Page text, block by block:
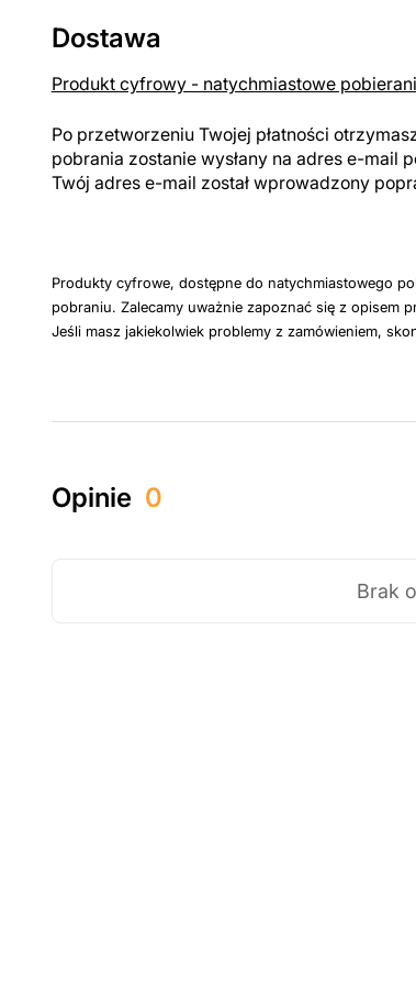
Dostawa
Produkt cyfrowy - natychmiastowe
Po przetworzeniu Twojej płatności
pobrania zostanie wysłany na adres e-mail
Twój adres e-mail został wprowadzony
Produkty cyfrowe, dostępne do natychmiastowego
pobraniu. Zalecamy uważnie zapoznać się z opisem
Jeśli masz jakiekolwiek problemy z zamówieniem,
Opinie 0
Brak